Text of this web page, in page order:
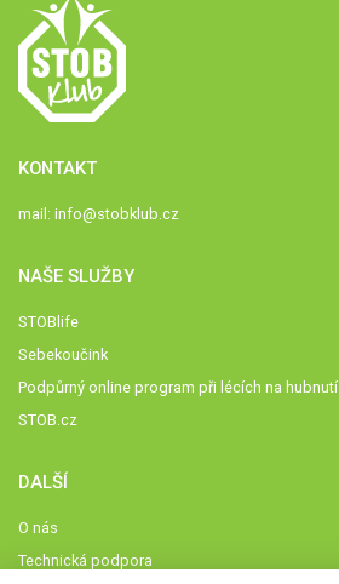
KONTAKT
mail: info@stobklub.cz
NAŠE SLUŽBY
STOBlife
Sebekoučink
Podpůrný online program při lécích na hubnutí
STOB.cz
DALŠÍ
O nás
Technická podpora